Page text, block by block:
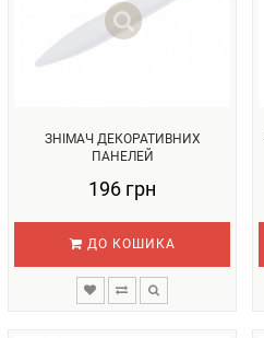
ЗНІМАЧ ДЕКОРАТИВНИХ
ПАНЕЛЕЙ
196 грн
ДО КОШИКА